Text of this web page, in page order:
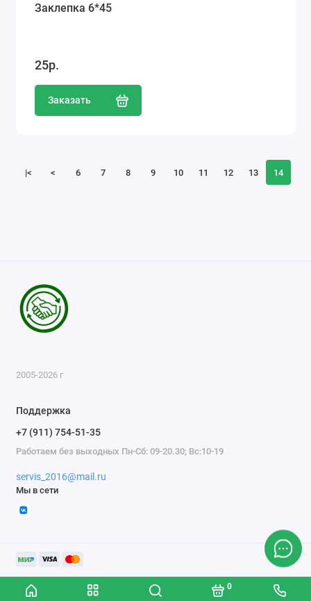
0
Заклепка 6*45
25р.
Заказать
|< < 6 7 8 9 10 11 12 13 14
2005-2026 г
Поддержка
+7 (911) 754-51-35
Работаем без выходных Пн-Сб: 09-20.30; Вс:10-19
servis_2016@mail.ru
Мы в сети